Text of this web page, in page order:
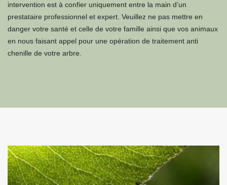
intervention est à confier uniquement entre la main d’un
prestataire professionnel et expert. Veuillez ne pas mettre en
danger votre santé et celle de votre famille ainsi que vos animaux
en nous faisant appel pour une opération de traitement anti
chenille de votre arbre.